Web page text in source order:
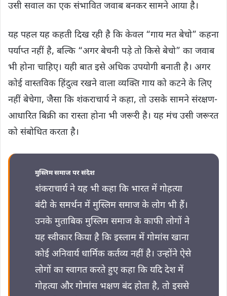
उसी सवाल का एक संभावित जवाब बनकर सामने आया है।
यह पहल यह कहती दिख रही है कि केवल “गाय मत बेचो” कहना
पर्याप्त नहीं है, बल्कि “अगर बेचनी पड़े तो किसे बेचो” का जवाब
भी होना चाहिए। यही बात इसे अधिक उपयोगी बनाती है। अगर
कोई वास्तविक हिंदुत्व रखने वाला व्यक्ति गाय को कटने के लिए
नहीं बेचेगा, जैसा कि शंकराचार्य ने कहा, तो उसके सामने संरक्षण-
आधारित बिक्री का रास्ता होना भी जरूरी है। यह मंच उसी जरूरत
को संबोधित करता है।
मुस्लिम समाज पर संदेश
शंकराचार्य ने यह भी कहा कि भारत में गोहत्या
बंदी के समर्थन में मुस्लिम समाज के लोग भी हैं।
उनके मुताबिक मुस्लिम समाज के काफी लोगों ने
यह स्वीकार किया है कि इस्लाम में गोमांस खाना
कोई अनिवार्य धार्मिक कर्तव्य नहीं है। उन्होंने ऐसे
लोगों का स्वागत करते हुए कहा कि यदि देश में
गोहत्या और गोमांस भक्षण बंद होता है, तो इससे